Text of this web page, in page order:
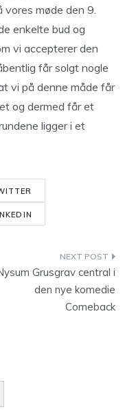
vores møde den 9.
enkelte bud og
vi accepterer den
får solgt nogle
vi på denne måde får
og dermed får et
ligger i et
Grusgrav central i
den nye komedie
Comeback